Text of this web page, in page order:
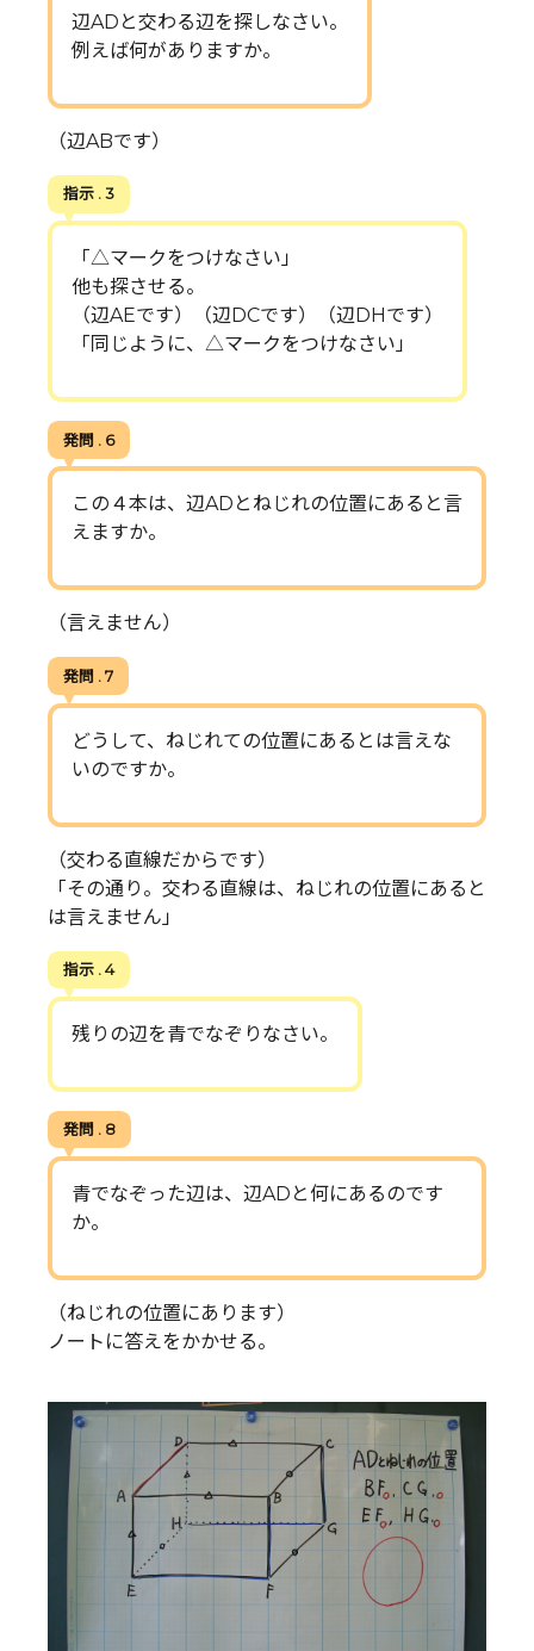
辺ADと交わる辺を探しなさい。
例えば何がありますか。
（辺ABです）
指示 . 3
「△マークをつけなさい」
他も探させる。
（辺AEです）（辺DCです）（辺DHです）
「同じように、△マークをつけなさい」
発問 . 6
この４本は、辺ADとねじれの位置にあると言
えますか。
（言えません）
発問 . 7
どうして、ねじれての位置にあるとは言えな
いのですか。
（交わる直線だからです）
「その通り。交わる直線は、ねじれの位置にあると
は言えません」
指示 . 4
残りの辺を青でなぞりなさい。
発問 . 8
青でなぞった辺は、辺ADと何にあるのです
か。
（ねじれの位置にあります）
ノートに答えをかかせる。